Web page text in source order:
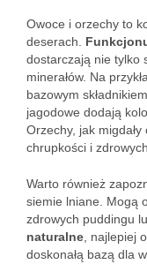
Owoce i orzechy to
deserach.
dostarczają nie tylko
minerałów. Na
bazowym
jagodowe dodają
Orzechy, jak
chrupkości i zdrowych
Warto również
siemie lniane. Mogą
zdrowych puddingu
naturalne , najlepiej
doskonałą bazą dla